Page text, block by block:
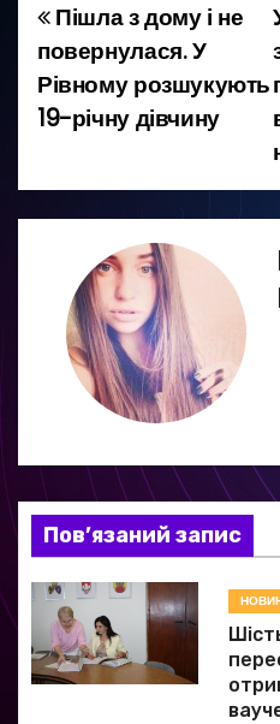
Н
а
в
і
г
з
а
п
и
с
Пішла з дому і не
повернулася. У
Рівному розшукують
19-річну дівчину
Пов’язаний запис